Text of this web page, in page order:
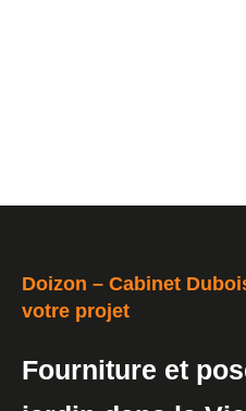
Doizon – Cabinet
votre projet
Fourniture et